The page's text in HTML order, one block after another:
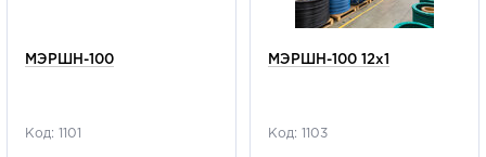
МЭРШН-100
Код: 1101
МЭРШН-100 12х1
Код: 1103